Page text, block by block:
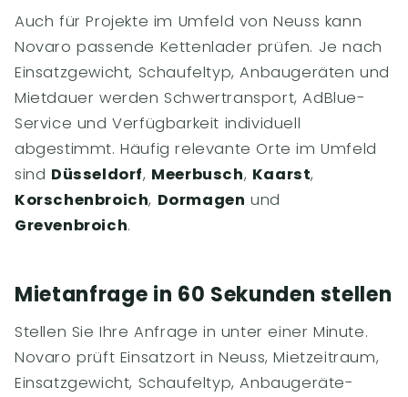
Auch für Projekte im Umfeld von Neuss kann
Novaro passende Kettenlader prüfen. Je nach
Einsatzgewicht, Schaufeltyp, Anbaugeräten und
Mietdauer werden Schwertransport, AdBlue-
Service und Verfügbarkeit individuell
abgestimmt. Häufig relevante Orte im Umfeld
sind Düsseldorf, Meerbusch, Kaarst,
Korschenbroich, Dormagen und
Grevenbroich.
Mietanfrage in 60 Sekunden stellen
Stellen Sie Ihre Anfrage in unter einer Minute.
Novaro prüft Einsatzort in Neuss, Mietzeitraum,
Einsatzgewicht, Schaufeltyp, Anbaugeräte-